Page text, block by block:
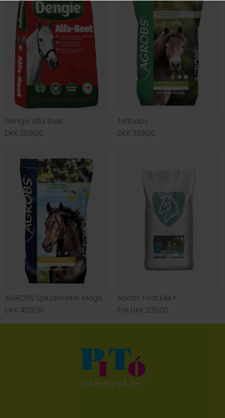
Dengie Alfa Beet
DKK 259,00
Teffcobs
DKK 329,00
AGROBS Spitzenreiter Magenmüsli
DKK 409,00
Nordic Foal Milk+
Fra DKK 239,00